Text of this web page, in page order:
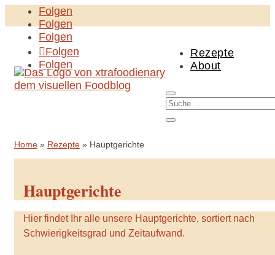
Folgen
Folgen
Folgen
Folgen
Folgen
Rezepte
About
Home » Rezepte » Hauptgerichte
Hauptgerichte
Hier findet Ihr alle unsere Hauptgerichte, sortiert nach
Schwierigkeitsgrad und Zeitaufwand.